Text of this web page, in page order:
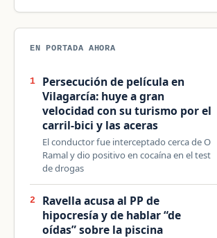
EN PORTADA AHORA
1
Persecución de película en
Vilagarcía: huye a gran
velocidad con su turismo por el
carril-bici y las aceras
El conductor fue interceptado cerca de O
Ramal y dio positivo en cocaína en el test
de drogas
2
Ravella acusa al PP de
hipocresía y de hablar “de
oídas” sobre la piscina